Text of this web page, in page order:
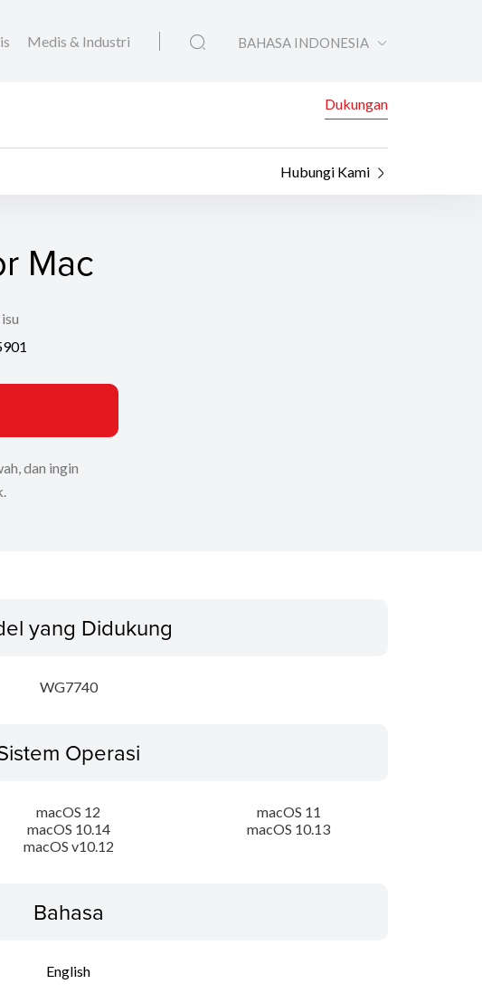
Medis & Industri BAHASA INDONESIA
Dukungan
Hubungi Kami
Mac
dan ingin
yang Didukung
WG7740
Operasi
macOS 12
macOS 11
macOS 10.14
macOS 10.13
macOS v10.12
Bahasa
English